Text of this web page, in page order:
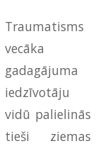
Traumatisms
vecāka
gadagājuma
iedzīvotāju
vidū palielinās
tieši ziemas